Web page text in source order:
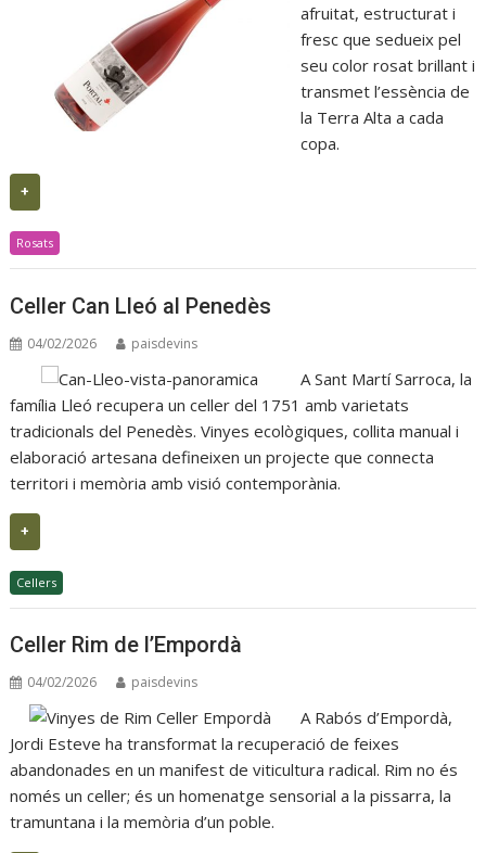
afruitat, estructurat i
fresc que sedueix pel
seu color rosat brillant i
transmet l’essència de
la Terra Alta a cada
copa.
+
Rosats
Celler Can Lleó al Penedès
04/02/2026 paisdevins
A Sant Martí Sarroca, la
família Lleó recupera un celler del 1751 amb varietats
tradicionals del Penedès. Vinyes ecològiques, collita manual i
elaboració artesana defineixen un projecte que connecta
territori i memòria amb visió contemporània.
+
Cellers
Celler Rim de l’Empordà
04/02/2026 paisdevins
A Rabós d’Empordà,
Jordi Esteve ha transformat la recuperació de feixes
abandonades en un manifest de viticultura radical. Rim no és
només un celler; és un homenatge sensorial a la pissarra, la
tramuntana i la memòria d’un poble.